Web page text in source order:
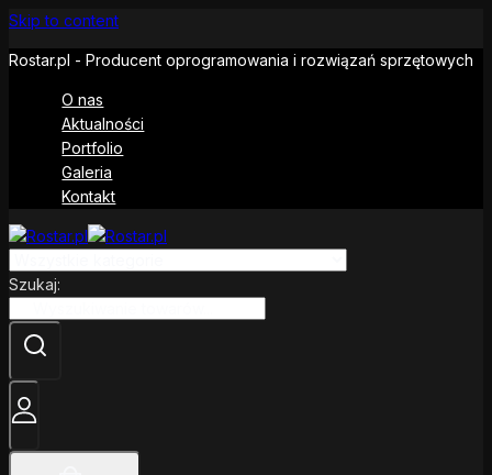
Skip to content
Rostar.pl - Producent oprogramowania i rozwiązań sprzętowych
O nas
Aktualności
Portfolio
Galeria
Kontakt
Szukaj: